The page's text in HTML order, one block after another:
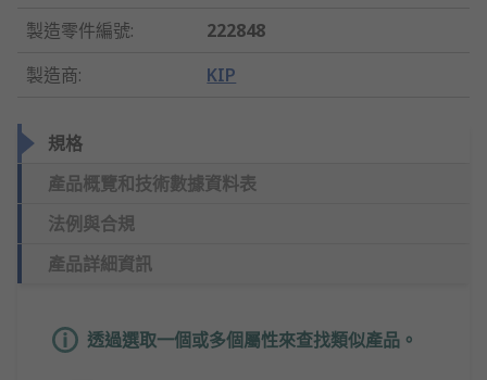
製造零件編號:
222848
製造商: KIP
規格
產品概覽和技術數據資料表
法例與合規
產品詳細資訊
透過選取一個或多個屬性來查找類似產品。